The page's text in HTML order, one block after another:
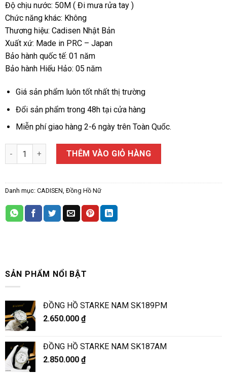
Độ chịu nước: 50M ( Đi mưa rửa tay )
Chức năng khác: Không
Thương hiệu: Cadisen Nhật Bản
Xuất xứ: Made in PRC – Japan
Bảo hành quốc tế: 01 năm
Bảo hành Hiếu Hảo: 05 năm
Giá sản phẩm luôn tốt nhất thị trường
Đổi sản phẩm trong 48h tại cửa hàng
Miễn phí giao hàng 2-6 ngày trên Toàn Quốc.
ĐỒNG HỒ NỮ CADISEN 6164 số lượng
THÊM VÀO GIỎ HÀNG
Danh mục: CADISEN Đồng Hồ Nữ
SẢN PHẨM NỔI BẬT
ĐỒNG HỒ STARKE NAM SK189PM
2.650.000 ₫
ĐỒNG HỒ STARKE NAM SK187AM
2.850.000 ₫